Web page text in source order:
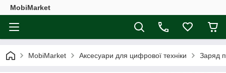
MobiMarket
MobiMarket Аксесуари для цифрової техніки Заряд